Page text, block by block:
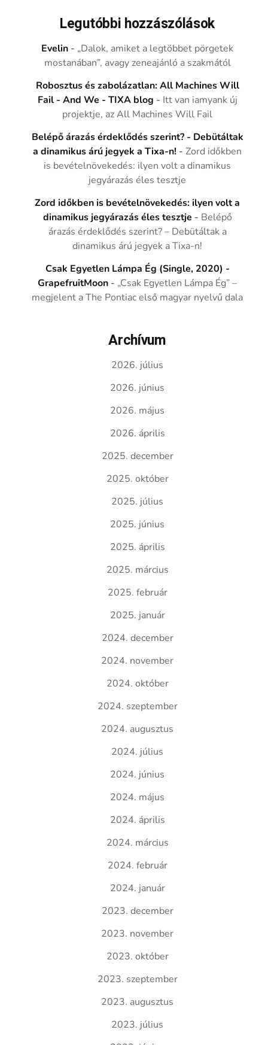
Legutóbbi hozzászólások
Evelin - „Dalok, amiket a legtöbbet pörgetek
mostanában”, avagy zeneajánló a szakmától
Robosztus és zabolázatlan: All Machines Will
Fail - And We - TIXA blog - Itt van iamyank új
projektje, az All Machines Will Fail
Belépő árazás érdeklődés szerint? - Debütáltak
a dinamikus árú jegyek a Tixa-n! -Zord időkben
is bevételnövekedés: ilyen volt a dinamikus
jegyárazás éles tesztje
Zord időkben is bevételnövekedés: ilyen volt a
dinamikus jegyárazás éles tesztje - Belépő
árazás érdeklődés szerint? – Debütáltak a
dinamikus árú jegyek a Tixa-n!
Csak Egyetlen Lámpa Ég (Single, 2020) -
GrapefruitMoon - „Csak Egyetlen Lámpa Ég” –
megjelent a The Pontiac első magyar nyelvű dala
Archívum
2026. július
2026. június
2026. május
2026. április
2025. december
2025. október
2025. július
2025. június
2025. április
2025. március
2025. február
2025. január
2024. december
2024. november
2024. október
2024. szeptember
2024. augusztus
2024. július
2024. június
2024. május
2024. április
2024. március
2024. február
2024. január
2023. december
2023. november
2023. október
2023. szeptember
2023. augusztus
2023. július